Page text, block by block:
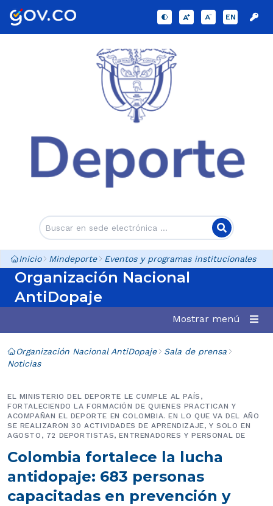
EN
Inicio Mindeporte Eventos y programas institucionales
Organización Nacional
AntiDopaje
Mostrar menú
Organización Nacional AntiDopaje
Sala de prensa
Noticias
Colombia fortalece la lucha
antidopaje: 683 personas
capacitadas en prevención y
EL MINISTERIO DEL DEPORTE LE CUMPLE AL PAÍS,
FORTALECIENDO LA FORMACIÓN DE QUIENES PRACTICAN Y
ACOMPAÑAN EL DEPORTE EN COLOMBIA. EN LO QUE VA DEL AÑO
SE REALIZARON 30 ACTIVIDADES DE APRENDIZAJE, Y SOLO EN
AGOSTO, 72 DEPORTISTAS, ENTRENADORES Y PERSONAL DE